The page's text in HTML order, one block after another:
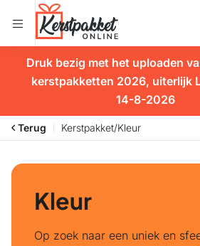
Druk bezig met het uploaden
kerstpakketten 2026, uiterlijk
14-8-2026
Terug Kerstpakket/Kleur
Kleur
Op zoek naar een uniek en